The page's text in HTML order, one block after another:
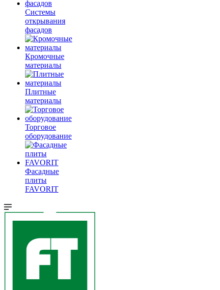
Системы
открывания
фасадов
Кромочные
материалы
Плитные
материалы
Торговое
оборудование
Фасадные
плиты
FAVORIT